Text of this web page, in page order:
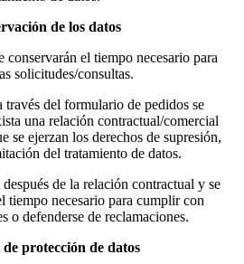
de los datos
conservarán el tiempo necesario para
solicitudes/consultas.
través del formulario de pedidos se
una relación contractual/comercial
se ejerzan los derechos de supresión,
del tratamiento de datos.
de la relación contractual y se
tiempo necesario para cumplir con
o defenderse de reclamaciones.
de protección de datos